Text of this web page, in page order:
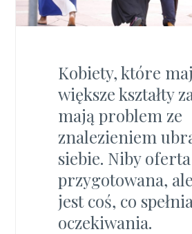
Kobiety, które
większe kształty
mają problem ze
znalezieniem
siebie. Niby
przygotowana,
jest coś, co
oczekiwania.